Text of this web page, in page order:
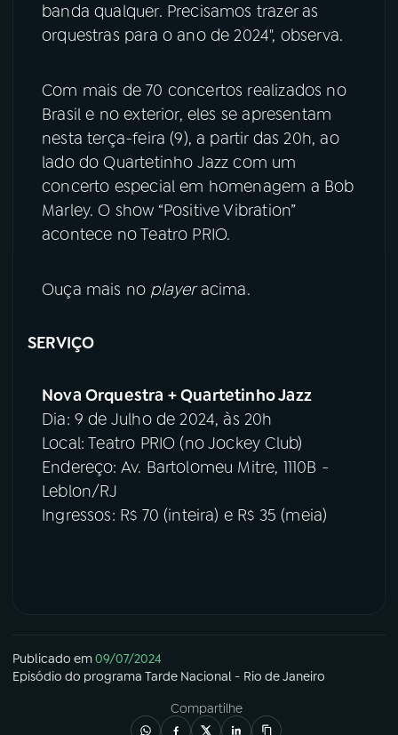
banda qualquer. Precisamos trazer as
orquestras para o ano de 2024", observa.
Com mais de 70 concertos realizados no
Brasil e no exterior, eles se apresentam
nesta terça-feira (9), a partir das 20h, ao
lado do Quartetinho Jazz com um
concerto especial em homenagem a Bob
Marley. O show “Positive Vibration”
acontece no Teatro PRIO.
Ouça mais no playeracima.
SERVIÇO
Nova Orquestra + Quartetinho Jazz
Dia: 9 de Julho de 2024, às 20h
Local: Teatro PRIO (no Jockey Club)
Endereço: Av. Bartolomeu Mitre, 1110B -
Leblon/RJ
Ingressos: R$ 70 (inteira) e R$ 35 (meia)
Publicado em09/07/2024
Episódio do programa Tarde Nacional - Rio de Janeiro
Compartilhe